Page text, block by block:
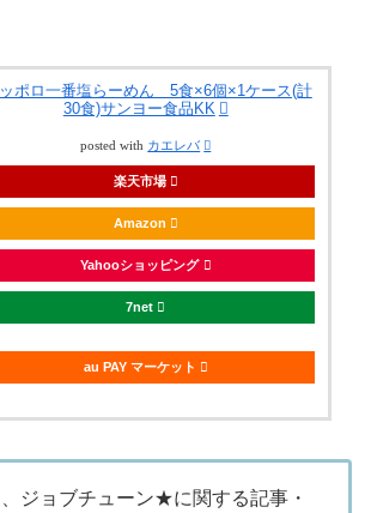
ポロ一番塩らーめん 5食×6個×1ケース(計
30食)サンヨー食品KK
posted with カエレバ
楽天市場
Amazon
Yahooショッピング
7net
au PAY マーケット
ジョブチューン★に関する記事・